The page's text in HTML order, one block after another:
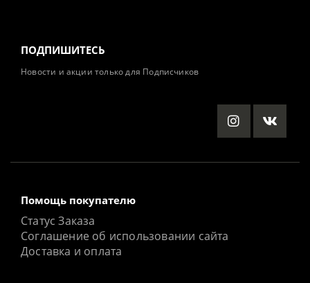
ПОДПИШИТЕСЬ
Новости и акции только для Подписчиков
Помощь покупателю
Статус Заказа
Соглашение об использовании сайта
Доставка и оплата